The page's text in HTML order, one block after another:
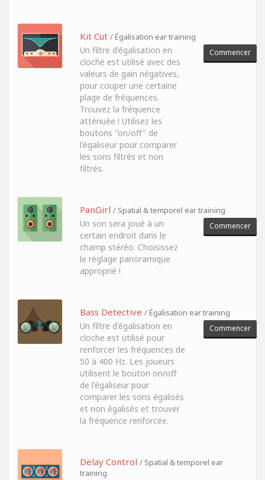
Kit Cut / Égalisation ear training
Un filtre d'égalisation en
cloche est utilisé avec des
valeurs de gain négatives,
pour couper une certaine
plage de fréquences.
Trouvez la fréquence
atténuée ! Utilisez les
boutons "on/off" de
l'égaliseur pour comparer
les sons filtrés et non
filtrés.
Commencer
PanGirl / Spatial & temporel ear training
Un son sera joué à un
certain endroit dans le
champ stéréo. Choisissez
le réglage panoramique
approprié !
Commencer
Bass Detective / Égalisation ear training
Un filtre d'égalisation en
cloche est utilisé pour
renforcer les fréquences de
50 à 400 Hz. Les joueurs
utilisent le bouton on/off
de l'égaliseur pour
comparer les sons égalisés
et non égalisés et trouver
la fréquence renforcée.
Commencer
Delay Control / Spatial & temporel ear
training